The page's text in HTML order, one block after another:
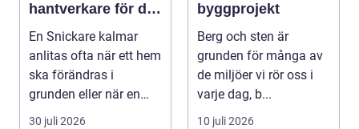
hantverkare för ditt
byggprojekt
En Snickare kalmar
anlitas ofta när ett hem
ska förändras i
grunden eller när en
detalj äntligen sk...
30 juli 2026
byggprojekt
Berg och sten är
grunden för många av
de miljöer vi rör oss i
varje dag, b...
10 juli 2026